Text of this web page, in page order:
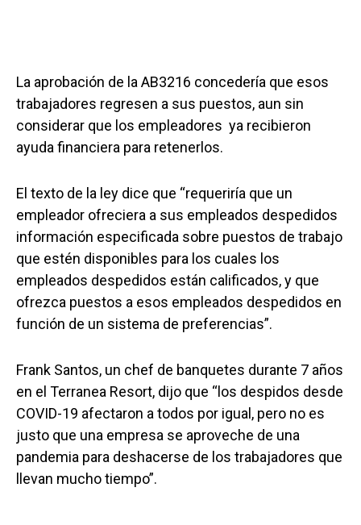
La aprobación de la AB3216 concedería que esos
trabajadores regresen a sus puestos, aun sin
considerar que los empleadores ya recibieron
ayuda financiera para retenerlos.
El texto de la ley dice que “requeriría que un
empleador ofreciera a sus empleados despedidos
información especificada sobre puestos de trabajo
que estén disponibles para los cuales los
empleados despedidos están calificados, y que
ofrezca puestos a esos empleados despedidos en
función de un sistema de preferencias”.
Frank Santos, un chef de banquetes durante 7 años
en el Terranea Resort, dijo que “los despidos desde
COVID-19 afectaron a todos por igual, pero no es
justo que una empresa se aproveche de una
pandemia para deshacerse de los trabajadores que
llevan mucho tiempo”.